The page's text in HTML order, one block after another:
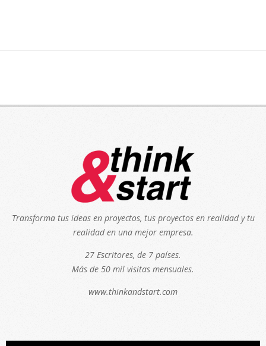
Transforma tus ideas en proyectos, tus proyectos en realidad y tu
realidad en una mejor empresa.
27 Escritores, de 7 países.
Más de 50 mil visitas mensuales.
www.thinkandstart.com